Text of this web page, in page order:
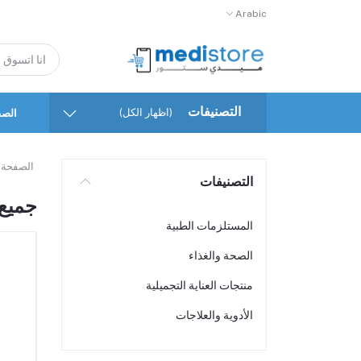
Arabic
التصنيفات (اظهار الكل)
التصنيفات
المستلزمات الطبية
الصحة والغذاء
منتجات العناية التجميلية
الأدوية والعلاجات